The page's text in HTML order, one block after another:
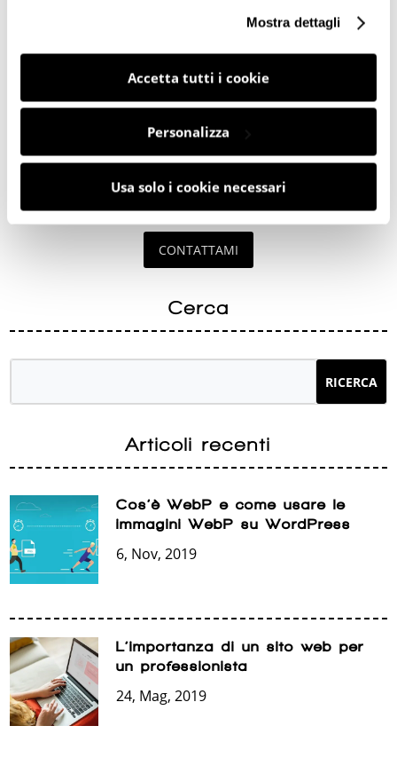
Mostra dettagli
Accetta tutti i cookie
Personalizza
Usa solo i cookie necessari
Da oltre 15 anni, sono specializzato nella consulenza
informatica e nella realizzazione di siti web su misura per
aziende, professionisti e privati.
Hai bisogno di una Consulenza?
Contattami e scopriamo assieme come posso aiutarti.
CONTATTAMI
Cerca
Articoli recenti
Cos’è WebP e come usare le
immagini WebP su WordPress
6, Nov, 2019
L’importanza di un sito web per
un professionista
24, Mag, 2019